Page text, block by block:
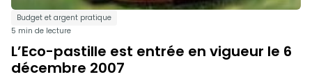
Budget et argent pratique
5 min de lecture
L’Eco-pastille est entrée en vigueur le 6
décembre 2007